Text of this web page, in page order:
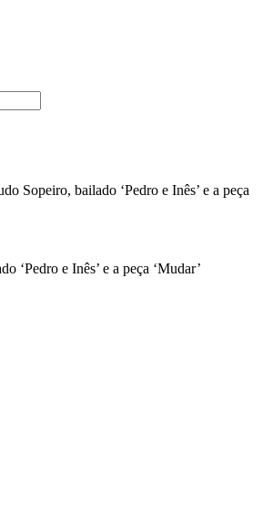
Sopeiro, bailado ‘Pedro e Inês’ e a peça
‘Pedro e Inês’ e a peça ‘Mudar’